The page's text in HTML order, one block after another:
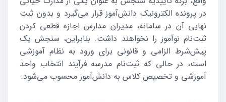
در پرونده الکترونیک دانش‌آموز قرار می‌گیرد و بدون ثبت
نهایی آن در سامانه، مدیران مدارس اجازه قطعی کردن
ثبت‌نام نوآموز را نخواهند داشت. بنابراین، سنجش یک
پیش‌شرط الزامی و قانونی برای ورود به نظام آموزشی
است، در حالی که ثبت‌نام مدرسه فرآیند انتخاب واحد
آموزشی و تخصیص کلاس به دانش‌آموز محسوب می‌شود.